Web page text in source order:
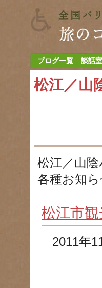
ブログ一覧 談話
松江／山
松江／山
各種お知ら
松江市
2011年